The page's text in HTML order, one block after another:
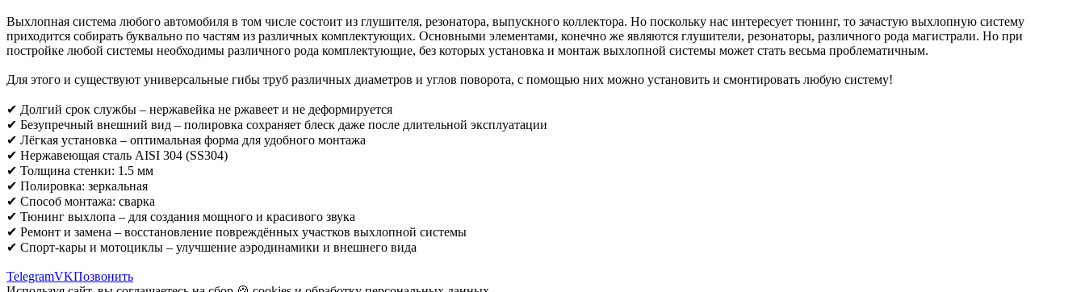
Выхлопная система любого автомобиля в том числе состоит из глушителя, резонатора, выпускного коллектора. Но поскольку нас интересует тюнинг, то зачастую выхлопную систему
приходится собирать буквально по частям из различных комплектующих. Основными элементами, конечно же являются глушители, резонаторы, различного рода магистрали. Но при
постройке любой системы необходимы различного рода комплектующие, без которых установка и монтаж выхлопной системы может стать весьма проблематичным.
Для этого и существуют универсальные гибы труб различных диаметров и углов поворота, с помощью них можно установить и смонтировать любую систему!
✔ Долгий срок службы – нержавейка не ржавеет и не деформируется
✔ Безупречный внешний вид – полировка сохраняет блеск даже после длительной эксплуатации
✔ Лёгкая установка – оптимальная форма для удобного монтажа
✔ Нержавеющая сталь AISI 304 (SS304)
✔ Толщина стенки: 1.5 мм
✔ Полировка: зеркальная
✔ Способ монтажа: сварка
✔ Тюнинг выхлопа – для создания мощного и красивого звука
✔ Ремонт и замена – восстановление повреждённых участков выхлопной системы
✔ Спорт-кары и мотоциклы – улучшение аэродинамики и внешнего вида
TelegramVKПозвонить